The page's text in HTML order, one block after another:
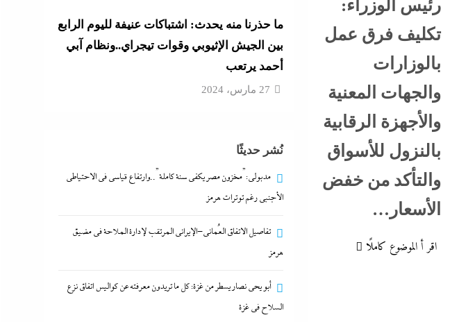
رئيس الوزراء:
تكليف فرق عمل
بالوزارات
والجهات المعنية
والأجهزة الرقابية
بالنزول للأسواق
والتأكد من خفض
الأسعار…
اقر أ الموضوع كاملًا
ما حذرنا منه يحدث: اشتباكات عنيفة لليوم الرابع
بين الجيش الإثيوبي وقوات تيجراي..ونظام آبي
أحمد يرتعب
27 مارس، 2024
نُشر حديثًا
مدبولي:”مخزون مصر يكفي سنة كاملة”..وارتفاع قياسي في الاحتياطي
الأجنبي رغم توترات هرمز
تفاصيل الاتفاق العُماني-الإيراني المرتقب لإدارة الملاحة في مضيق
هرمز
أبو يحى نصار يسطر من غزة: كل ما تريدون معرفته عن كواليس اتفاق نزع
السلاح في غزة